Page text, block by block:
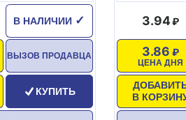
В НАЛИЧИИ ✓
ВЫЗОВ ПРОДАВЦА
КУПИТЬ
3.94
ЦЕНА ДНЯ
3.86
В